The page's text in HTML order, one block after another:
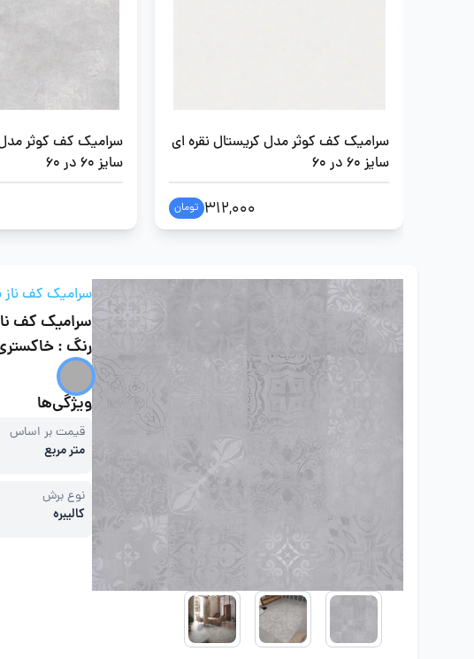
سرامیک کف کوثر مدل کریستال نقره ای
سایز 60 در 60
312,000 تومان
سرامیک کف کوثر
سایز 60 در 60
سرامیک کف ناز
سرامیک کف
رنگ :
ویژگی‌ها
قیمت بر اساس
متر مربع
نوع برش
کالیبره